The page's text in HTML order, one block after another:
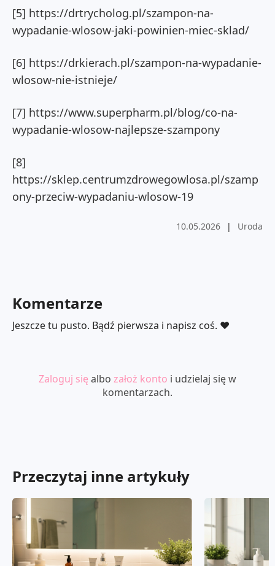
[5] https://drtrycholog.pl/szampon-na-
wypadanie-wlosow-jaki-powinien-miec-sklad/
[6] https://drkierach.pl/szampon-na-wypadanie-
wlosow-nie-istnieje/
[7] https://www.superpharm.pl/blog/co-na-
wypadanie-wlosow-najlepsze-szampony
[8]
https://sklep.centrumzdrowegowlosa.pl/szamp
ony-przeciw-wypadaniu-wlosow-19
10.05.2026 | Uroda
Komentarze
Jeszcze tu pusto. Bądź pierwsza i napisz coś. ❤️
Zaloguj się albo założ konto i udzielaj się w
komentarzach.
Przeczytaj inne artykuły